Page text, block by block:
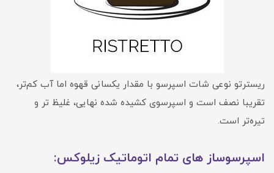
ریسترتو نوعی شات اسپرسو با مقدار یکسانی قهوه اما آب کم‌تر،
تقریبا نصف است و اسپرسوی کشیده شده نهایی، غلیظ تر و
تیره‌تر است.
اسپرسوساز های تمام اتوماتیک زیلوکس: